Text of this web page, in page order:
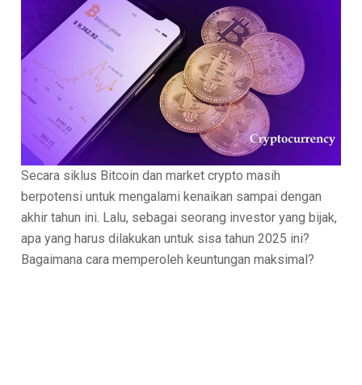
Secara siklus Bitcoin dan market crypto masih
berpotensi untuk mengalami kenaikan sampai dengan
akhir tahun ini. Lalu, sebagai seorang investor yang bijak,
apa yang harus dilakukan untuk sisa tahun 2025 ini?
Bagaimana cara memperoleh keuntungan maksimal?